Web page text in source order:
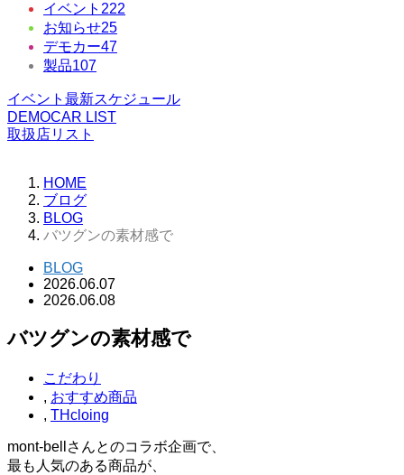
イベント 222
お知らせ25
デモカー47
製品107
イベント最新スケジュール
DEMOCAR LIST
取扱店リスト
HOME
ブログ
BLOG
バツグンの素材感で
BLOG
2026.06.07
2026.06.08
バツグンの素材感で
こだわり
, おすすめ商品
, THcloing
mont-bellさんとのコラボ企画で、
最も人気のある商品が、